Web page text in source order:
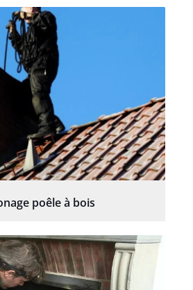
poêle à bois